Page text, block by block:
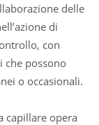
delle
di
con
che possono
o occasionali.
capillare opera